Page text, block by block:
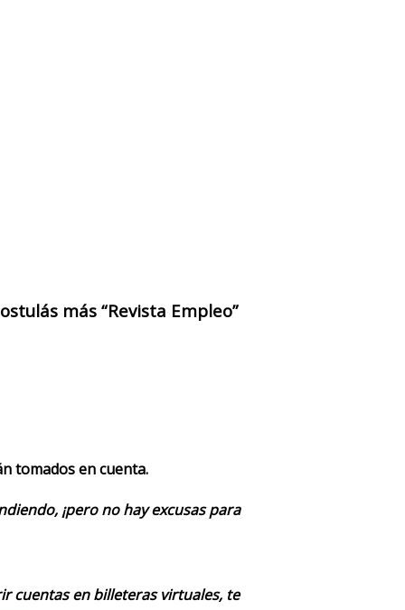
más “Revista Empleo”
tomados en cuenta.
¡pero no hay excusas para
cuentas en billeteras virtuales, te